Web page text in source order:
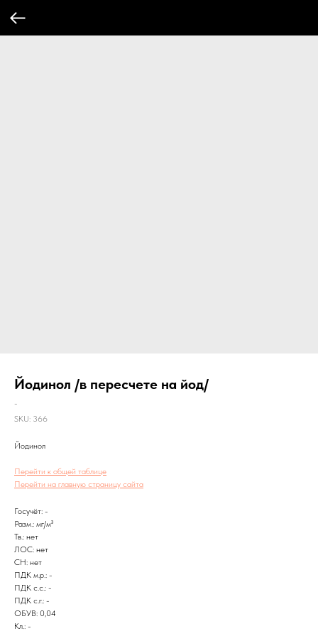
Йодинол /в пересчете на йод/
-
SKU: 366
Йодинол
Перейти к общей таблице
Перейти на главную страницу сайта
Госучёт: -
Разм.: мг/м³
Тв.: нет
ЛОС: нет
CH: нет
ПДК м.р.: -
ПДК с.с.: -
ПДК с.г.: -
ОБУВ: 0,04
Кл.: -